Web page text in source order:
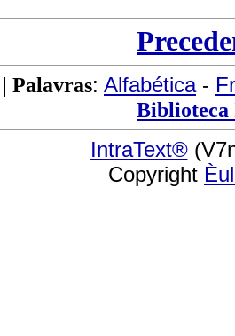
| Palavras: Alfabética-
IntraText®
Copyright